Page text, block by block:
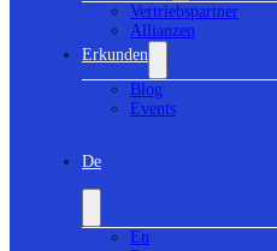
Vertriebspartner
Allianzen
Erkunden
Blog
Events
De
En